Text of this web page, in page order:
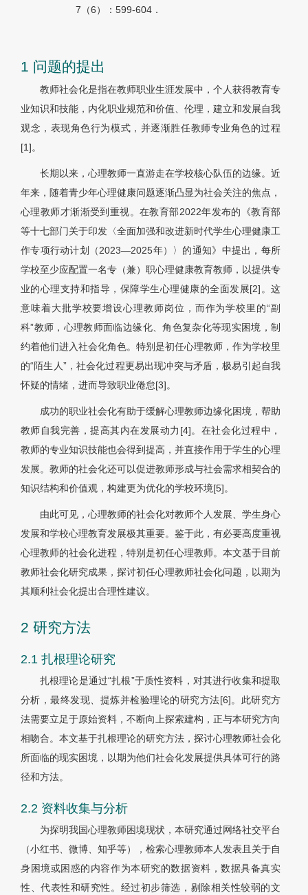
7（6）：599-604．
1 问题的提出
教师社会化是指在教师职业生涯发展中，个人获得教育专
业知识和技能，内化职业规范和价值、伦理，建立和发展自我
观念，表现角色行为模式，并逐渐胜任教师专业角色的过程
[1]。
长期以来，心理教师一直游走在学校核心队伍的边缘。近
年来，随着青少年心理健康问题逐渐凸显为社会关注的焦点，
心理教师才渐渐受到重视。在教育部2022年发布的《教育部
等十七部门关于印发〈全面加强和改进新时代学生心理健康工
作专项行动计划（2023—2025年）〉的通知》中提出，每所
学校至少应配置一名专（兼）职心理健康教育教师，以提供专
业的心理支持和指导，保障学生心理健康的全面发展[2]。这
意味着大批学校要增设心理教师岗位，而作为学校里的“副
科”教师，心理教师面临边缘化、角色复杂化等现实困境，制
约着他们进入社会化角色。特别是初任心理教师，作为学校里
的“陌生人”，社会化过程更易出现冲突与矛盾，极易引起自我
怀疑的情绪，进而导致职业倦怠[3]。
成功的职业社会化有助于缓解心理教师边缘化困境，帮助
教师自我完善，提高其内在发展动力[4]。在社会化过程中，
教师的专业知识技能也会得到提高，并直接作用于学生的心理
发展。教师的社会化还可以促进教师形成与社会需求相契合的
知识结构和价值观，构建更为优化的学校环境[5]。
由此可见，心理教师的社会化对教师个人发展、学生身心
发展和学校心理教育发展极其重要。鉴于此，有必要高度重视
心理教师的社会化进程，特别是初任心理教师。本文基于目前
教师社会化研究成果，探讨初任心理教师社会化问题，以期为
其顺利社会化提出合理性建议。
2 研究方法
2.1 扎根理论研究
扎根理论是通过“扎根”于质性资料，对其进行收集和提取
分析，最终发现、提炼并检验理论的研究方法[6]。此研究方
法需要立足于原始资料，不断向上探索建构，正与本研究方向
相吻合。本文基于扎根理论的研究方法，探讨心理教师社会化
所面临的现实困境，以期为他们社会化发展提供具体可行的路
径和方法。
2.2 资料收集与分析
为探明我国心理教师困境现状，本研究通过网络社交平台
（小红书、微博、知乎等），检索心理教师本人发表且关于自
身困境或困惑的内容作为本研究的数据资料，数据具备真实
性、代表性和研究性。经过初步筛选，剔除相关性较弱的文